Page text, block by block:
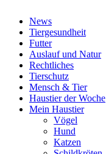
News
Tiergesundheit
Futter
Auslauf und Natur
Rechtliches
Tierschutz
Mensch & Tier
Haustier der Woche
Mein Haustier
Vögel
Hund
Katzen